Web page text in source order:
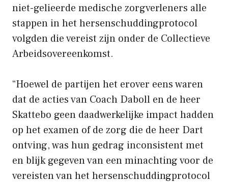
niet-gelieerde medische zorgverleners alle
stappen in het hersenschuddingprotocol
volgden die vereist zijn onder de Collectieve
Arbeidsovereenkomst.
“Hoewel de partijen het erover eens waren
dat de acties van Coach Daboll en de heer
Skattebo geen daadwerkelijke impact hadden
op het examen of de zorg die de heer Dart
ontving, was hun gedrag inconsistent met
en blijk gegeven van een minachting voor de
vereisten van het hersenschuddingprotocol